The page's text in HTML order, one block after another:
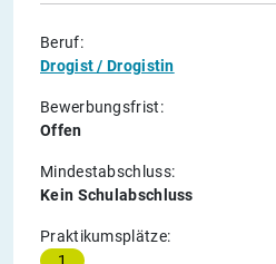
Beruf:
Drogist / Drogistin
Bewerbungsfrist:
Offen
Mindestabschluss:
Kein Schulabschluss
Praktikumsplätze:
1